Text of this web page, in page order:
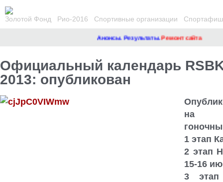
Золотой Фонд Рио-2016 Спортивные организации
Анонсы. Результаты.Ремонт сайта
Официальный календарь
2013: опубликован
на
1 этап
2 этап
15-16
3 этап